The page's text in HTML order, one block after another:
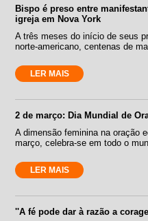
Bispo é preso entre
igreja em Nova York
A três meses do início de seus
norte-americano, centenas de
LER MAIS
2 de março: Dia Mundial de
A dimensão feminina na oração
março, celebra-se em todo o
LER MAIS
''A fé pode dar à razão a